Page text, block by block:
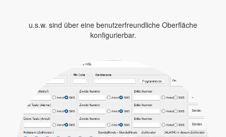
u.s.w. sind über eine benutzerfreundliche Oberfläche
konfigurierbar.